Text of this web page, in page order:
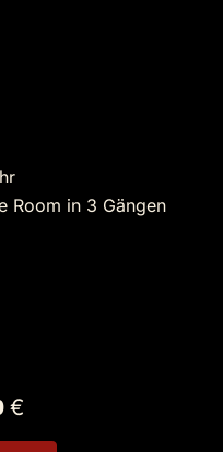
Room in 3 Gängen
€